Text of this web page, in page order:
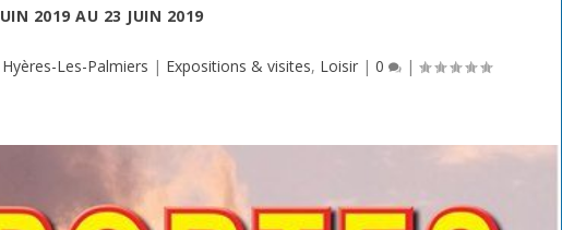
2019 AU 23 JUIN 2019
Hyères-Les-Palmiers | Expositions & visites, Loisir| 0 |